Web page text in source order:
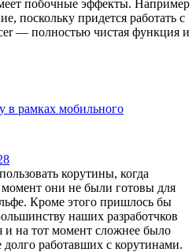
побочные эффекты. Например
поскольку придется работать с
— полностью чистая функция и
в рамках мобильного
корутины, когда
они не были готовы для
Кроме этого пришлось бы
наших разработчков
и на тот момент сложнее было
долго работавших с корутинами.